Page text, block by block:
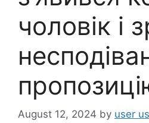
чоловік і
August 12, 2024 by user